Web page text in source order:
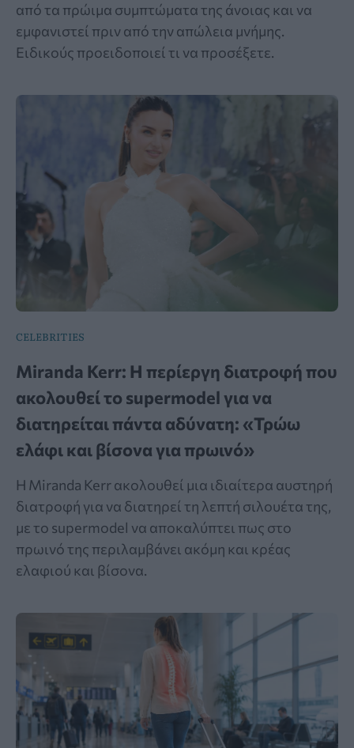
από τα πρώιμα συμπτώματα της άνοιας και να
εμφανιστεί πριν από την απώλεια μνήμης.
Ειδικούς προειδοποιεί τι να προσέξετε.
CELEBRITIES
Miranda Kerr: Η περίεργη διατροφή που
ακολουθεί το supermodel για να
διατηρείται πάντα αδύνατη: «Τρώω
ελάφι και βίσονα για πρωινό»
Η Miranda Kerr ακολουθεί μια ιδιαίτερα αυστηρή
διατροφή για να διατηρεί τη λεπτή σιλουέτα της,
με το supermodel να αποκαλύπτει πως στο
πρωινό της περιλαμβάνει ακόμη και κρέας
ελαφιού και βίσονα.